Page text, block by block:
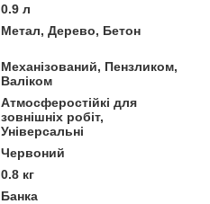
0.9 л
Метал, Дерево, Бетон
Механізований, Пензликом,
Валіком
Атмосферостійкі для
зовнішніх робіт,
Універсальні
Червоний
0.8 кг
Банка